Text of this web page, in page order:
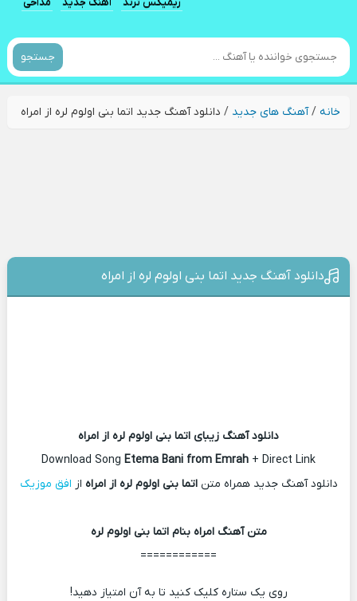
جستجو
خانه/آهنگ های جدید / دانلود آهنگ جدید اتما بنی اولوم لره از امراه
دانلود آهنگ جدید اتما بنی اولوم لره از امراه
دانلود آهنگ زیبای اتما بنی اولوم لره از امراه
Download Song Etema Bani from Emrah + Direct Link
دانلود آهنگ جدید همراه متناتما بنی اولوم لره از امراه از افق موزیک
متن آهنگ امراه بنام اتما بنی اولوم لره
============
روی یک ستاره کلیک کنید تا به آن امتیاز دهید!